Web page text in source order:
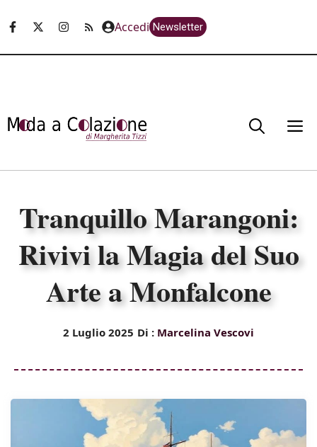
Accedi Newsletter
Tranquillo Marangoni:
Rivivi la Magia del Suo
Arte a Monfalcone
2 Luglio 2025 Di : Marcelina Vescovi